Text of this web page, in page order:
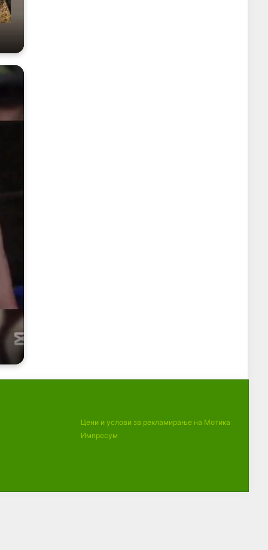
Цени и услови за рекламирање на Мотика
Импресум